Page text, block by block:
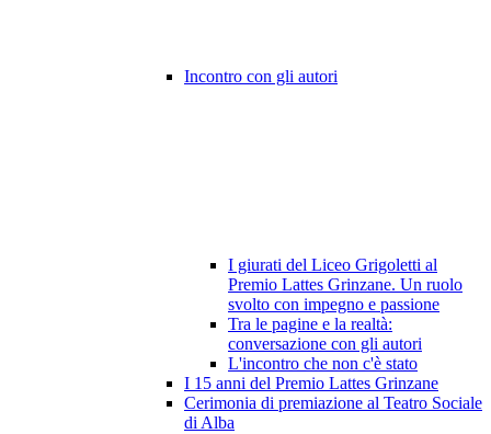
Incontro con gli autori
I giurati del Liceo Grigoletti al
Premio Lattes Grinzane. Un ruolo
svolto con impegno e passione
Tra le pagine e la realtà:
conversazione con gli autori
L'incontro che non c'è stato
I 15 anni del Premio Lattes Grinzane
Cerimonia di premiazione al Teatro Sociale
di Alba